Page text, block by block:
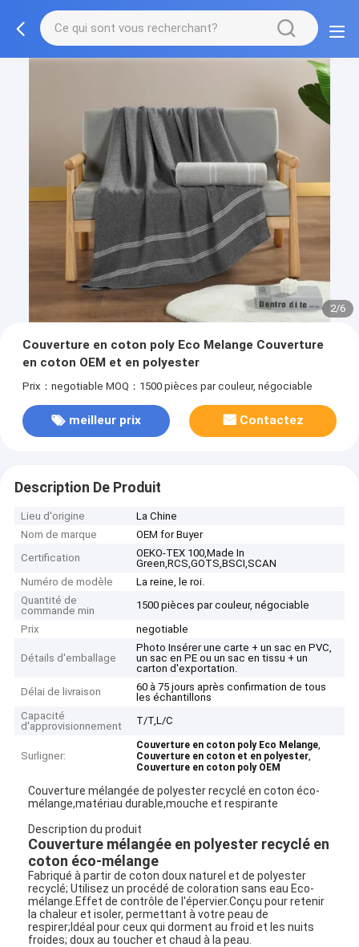
2/6
Couverture en coton poly Eco Melange Couverture
en coton OEM et en polyester
Prix：negotiable MOQ：1500 pièces par couleur, négociable
meilleur prix Contactez
Description De Produit
Lieu d'origine
La Chine
Nom de marque
OEM for Buyer
Certification
OEKO-TEX 100,Made In
Green,RCS,GOTS,BSCI,SCAN
Numéro de modèle
La reine, le roi.
Quantité de
commande min
1500 pièces par couleur, négociable
Prix
negotiable
Détails d'emballage
Photo Insérer une carte + un sac en PVC,
un sac en PE ou un sac en tissu + un
carton d'exportation.
Délai de livraison
60 à 75 jours après confirmation de tous
les échantillons
Capacité
d'approvisionnement
T/T,L/C
Surligner:
Couverture en coton poly Eco Melange,
Couverture en coton et en polyester,
Couverture en coton poly OEM
Couverture mélangée de polyester recyclé en coton éco-
mélange,matériau durable,mouche et respirante
Description du produit
Couverture mélangée en polyester recyclé en
coton éco-mélange
Fabriqué à partir de coton doux naturel et de polyester
recyclé; Utilisez un procédé de coloration sans eau Eco-
mélange.Effet de contrôle de l'épervier.Conçu pour retenir
la chaleur et isoler, permettant à votre peau de
respirer;Idéal pour ceux qui dorment au froid et les nuits
froides; doux au toucher et chaud à la peau.